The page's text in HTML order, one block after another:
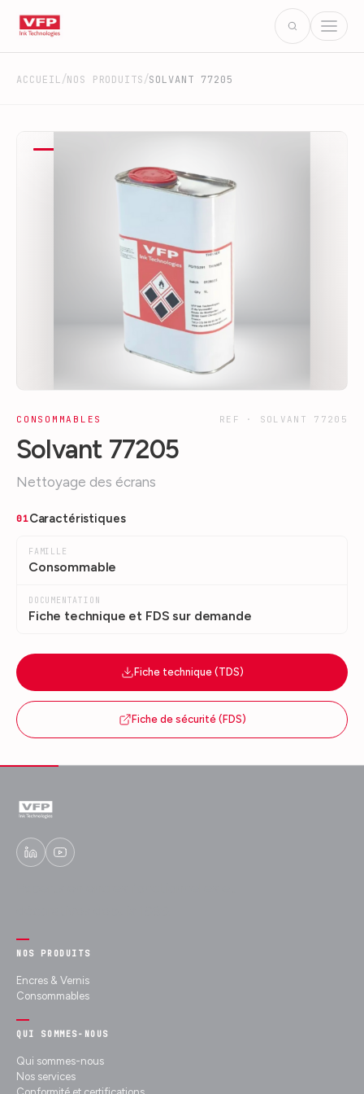
ACCUEIL/NOS PRODUITS/SOLVANT 77205
CONSOMMABLES REF · SOLVANT 77205
Solvant 77205
Nettoyage des écrans
01Caractéristiques
FAMILLE
Consommable
DOCUMENTATION
Fiche technique et FDS sur demande
Fiche technique (TDS)
Fiche de sécurité (FDS)
NOS PRODUITS
Encres & Vernis
Consommables
QUI SOMMES-NOUS
Qui sommes-nous
Nos services